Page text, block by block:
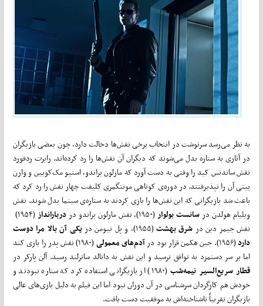
به نظر می‌رسد سرنوشت در انتخاب برخی نقش‌ها دخالت دارد، چون بعضی بازیگران
در آثاری به ستاره بدل می‌شوند که دیگران آن نقش‌ها را رد کرده‌اند. رابرت ردفورد
نقش ساندنس کید را وقتی به دست آورد که مارلون براندو، استیو مک‌کویین و وارن
بیتی آن را نپذیرفتند. در دوره‌ی کوتاهی مونتگمری کلیفت چهار نقش را رد کرد که
باعث شد بازیگرانی که این نقش‌ها را بازی کردند به ستاره‌ی‌ سینما بدل شوند. نقش
ویلیام هولدن در سانست بولوار(۱۹۵۰)، نقش مارلون براندو در دربارانداز
(۱۹۵۴)
نقش جیمز دین در شرق بهشت(۱۹۵۵)، و پل نیومن در
یکی آن بالا مرا دوست
دارد(۱۹۵۶). جین هکمن قرار بود در آدم‌های معمولی
(۱۹۸۰) نقش پدر را بازی کند
اما بر سر دستمزد به توافق نرسید و این نقش به دانالد ساترلند رسید. آلن پارکر در
قطار سریع‌السیر نیمه‌شب
(۱۹۸۰) از بازیگرانی استفاده کرد که ستاره نبودند و
خودش هم کارگردان سرشناسی در آن دوران نبود اما این فیلم به دلیل بازی‌های عالی
بازیگران تقریباً ناشناخته‌اش به موفقیت دست یافت.